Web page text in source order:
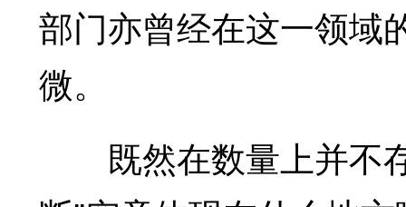
部门亦曾经在这一领域
微。
既然在数量上并不存